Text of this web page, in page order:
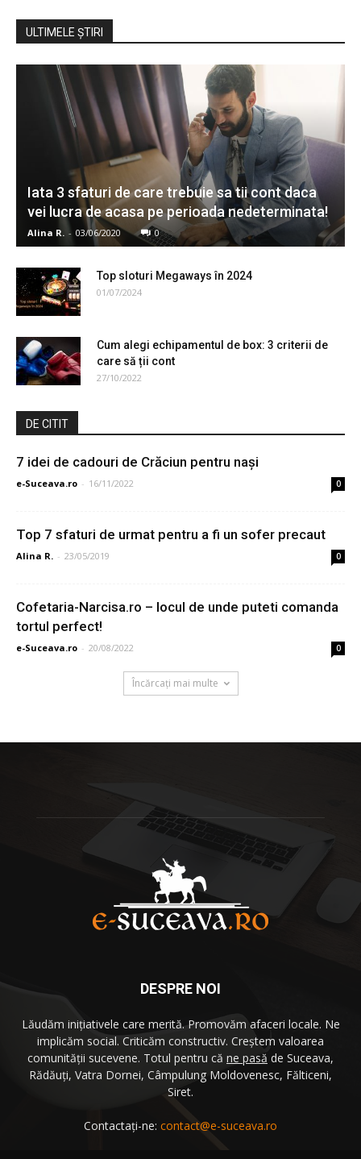
ULTIMELE ŞTIRI
Iata 3 sfaturi de care trebuie sa tii cont daca
vei lucra de acasa pe perioada nedeterminata!
Alina R. - 03/06/2020 0
Top sloturi Megaways în 2024
01/07/2024
Cum alegi echipamentul de box: 3 criterii de
care să ții cont
27/10/2022
DE CITIT
7 idei de cadouri de Crăciun pentru nași
e-Suceava.ro - 16/11/2022 0
Top 7 sfaturi de urmat pentru a fi un sofer precaut
Alina R. - 23/05/2019 0
Cofetaria-Narcisa.ro – locul de unde puteti comanda
tortul perfect!
e-Suceava.ro - 20/08/2022 0
Încărcați mai multe
DESPRE NOI
Lăudăm iniţiativele care merită. Promovăm afaceri locale. Ne
implicăm social. Criticăm constructiv. Creştem valoarea
comunităţii sucevene. Totul pentru că ne pasă de Suceava,
Rădăuţi, Vatra Dornei, Câmpulung Moldovenesc, Fălticeni,
Siret.
Contactați-ne: contact@e-suceava.ro